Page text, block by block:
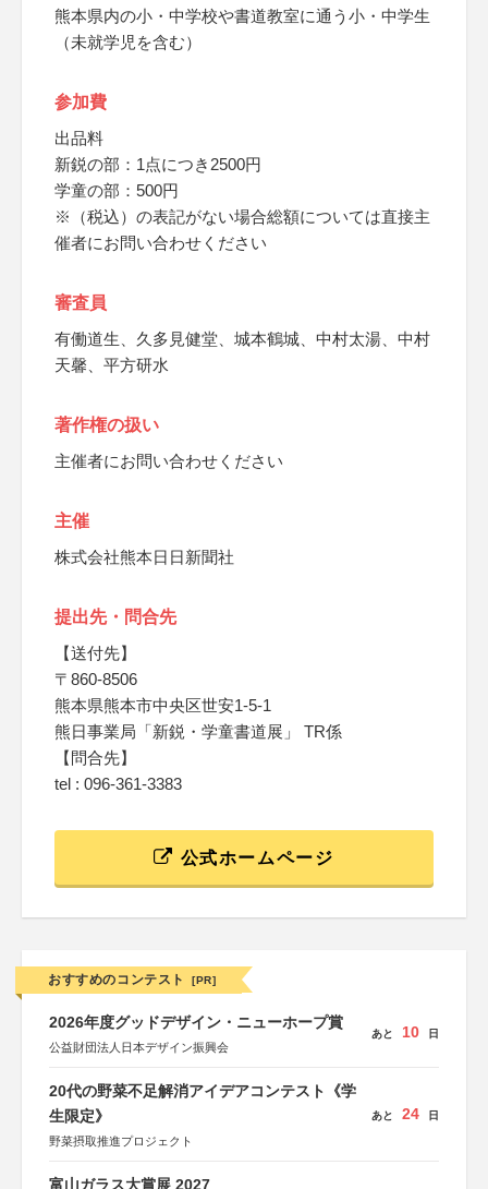
熊本県内の小・中学校や書道教室に通う小・中学生
（未就学児を含む）
参加費
出品料
新鋭の部：1点につき2500円
学童の部：500円
※（税込）の表記がない場合総額については直接主
催者にお問い合わせください
審査員
有働道生、久多見健堂、城本鶴城、中村太湯、中村
天馨、平方研水
著作権の扱い
主催者にお問い合わせください
主催
株式会社熊本日日新聞社
提出先・問合先
【送付先】
〒860-8506
熊本県熊本市中央区世安1-5-1
熊日事業局「新鋭・学童書道展」 TR係
【問合先】
tel : 096-361-3383
公式ホームページ
おすすめのコンテスト [PR]
2026年度グッドデザイン・ニューホープ賞
公益財団法人日本デザイン振興会
あと 10 日
20代の野菜不足解消アイデアコンテスト《学
生限定》
野菜摂取推進プロジェクト
あと 24 日
富山ガラス大賞展 2027